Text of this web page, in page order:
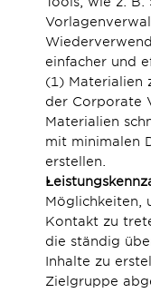
einfacher und
(1) Materialien
der Corporate
Materialien
mit minimalen
erstellen.
Möglichkeiten,
Kontakt zu
die ständig
Inhalte zu
Zielgruppe